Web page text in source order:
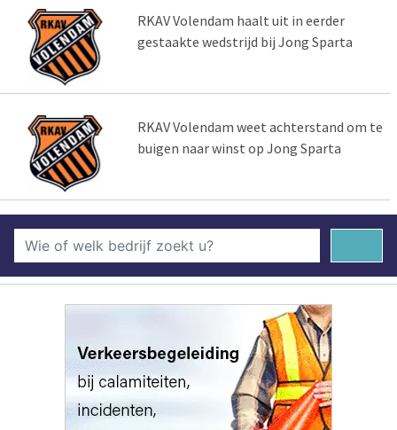
RKAV Volendam haalt uit in eerder
gestaakte wedstrijd bij Jong Sparta
RKAV Volendam weet achterstand om te
buigen naar winst op Jong Sparta